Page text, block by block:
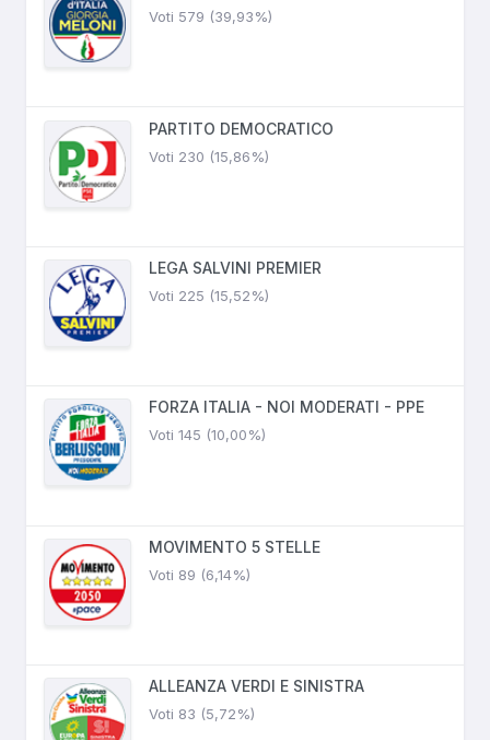
Voti 579 (39,93%)
PARTITO DEMOCRATICO
Voti 230 (15,86%)
LEGA SALVINI PREMIER
Voti 225 (15,52%)
FORZA ITALIA - NOI MODERATI - PPE
Voti 145 (10,00%)
MOVIMENTO 5 STELLE
Voti 89 (6,14%)
ALLEANZA VERDI E SINISTRA
Voti 83 (5,72%)